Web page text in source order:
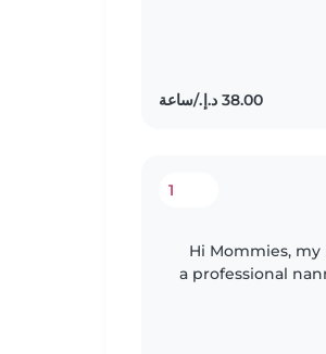
1
Hi Mommies, my name is toyin, I am 37 years of age, I am
a professional